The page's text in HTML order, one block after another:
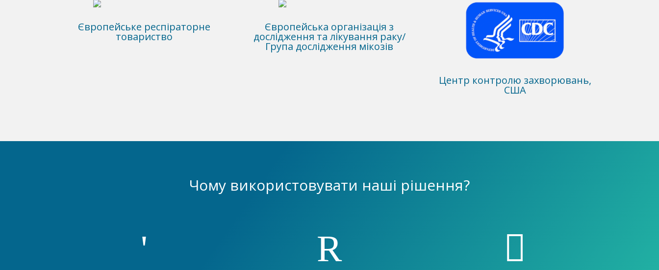
Європейське респіраторне
товариство
Європейська організація з
дослідження та лікування раку/
Група дослідження мікозів
Центр контролю захворювань,
США
Чому використовувати наші рішення?
' R 